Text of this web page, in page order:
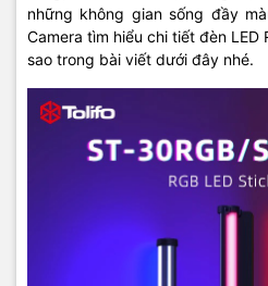
những không gian sống đầy
Camera tìm hiểu chi tiết đèn LED
sao trong bài viết dưới đây nhé.